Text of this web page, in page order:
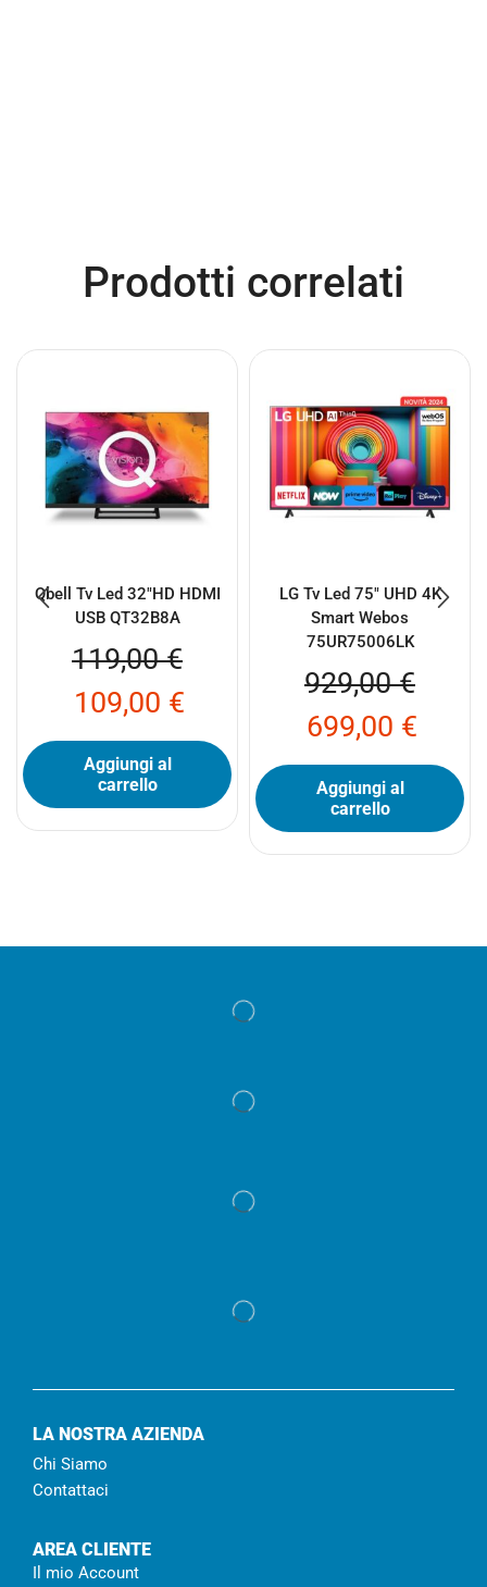
Prodotti correlati
Qbell Tv Led 32″HD HDMI
USB QT32B8A
119,00€
109,00 €
Aggiungi al
carrello
LG Tv Led 75″ UHD 4K
Smart Webos
75UR75006LK
929,00€
699,00 €
Aggiungi al
carrello
LA NOSTRA AZIENDA
Chi Siamo
Contattaci
AREA CLIENTE
Il mio Account